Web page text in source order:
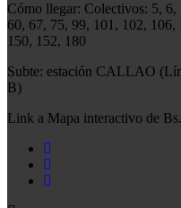
Cómo llegar: Colectivos: 5,
60, 67, 75, 99, 101, 102, 106,
150, 152, 180
Subte: estación CALLAO
B)
Link a Mapa interactivo de